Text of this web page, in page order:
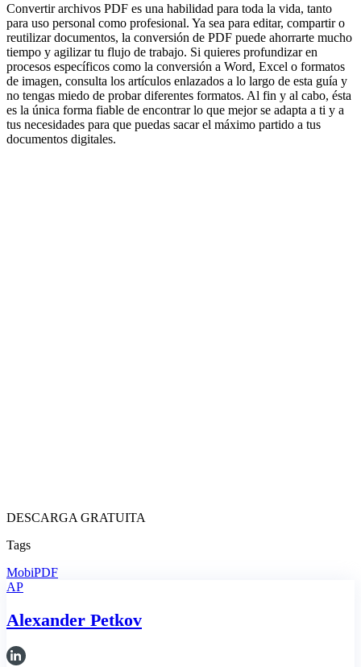
Convertir archivos PDF es una habilidad para toda la vida, tanto
para uso personal como profesional. Ya sea para editar, compartir o
reutilizar documentos, la conversión de PDF puede ahorrarte mucho
tiempo y agilizar tu flujo de trabajo. Si quieres profundizar en
procesos específicos como la conversión a Word, Excel o formatos
de imagen, consulta los artículos enlazados a lo largo de esta guía y
no tengas miedo de probar diferentes formatos. Al fin y al cabo, ésta
es la única forma fiable de encontrar lo que mejor se adapta a ti y a
tus necesidades para que puedas sacar el máximo partido a tus
documentos digitales.
DESCARGA GRATUITA
Tags
MobiPDF
AP
Alexander Petkov